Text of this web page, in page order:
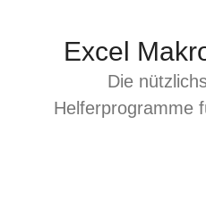
Excel
Die
Helferprogramme